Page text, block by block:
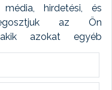
hirdetési, és
az Ön
azokat egyéb
A sütik
végzünk és
töröljük. A